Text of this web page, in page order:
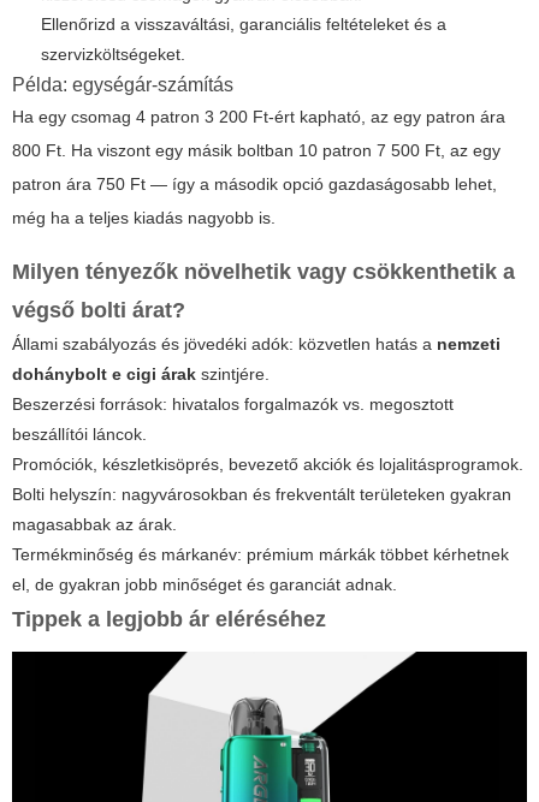
Ellenőrizd a visszaváltási, garanciális feltételeket és a
szervizköltségeket.
Példa: egységár-számítás
Ha egy csomag 4 patron 3 200 Ft-ért kapható, az egy patron ára
800 Ft. Ha viszont egy másik boltban 10 patron 7 500 Ft, az egy
patron ára 750 Ft — így a második opció gazdaságosabb lehet,
még ha a teljes kiadás nagyobb is.
Milyen tényezők növelhetik vagy csökkenthetik a
végső bolti árat?
Állami szabályozás és jövedéki adók: közvetlen hatás a nemzeti
dohánybolt e cigi árak szintjére.
Beszerzési források: hivatalos forgalmazók vs. megosztott
beszállítói láncok.
Promóciók, készletkisöprés, bevezető akciók és lojalitásprogramok.
Bolti helyszín: nagyvárosokban és frekventált területeken gyakran
magasabbak az árak.
Termékminőség és márkanév: prémium márkák többet kérhetnek
el, de gyakran jobb minőséget és garanciát adnak.
Tippek a legjobb ár eléréséhez